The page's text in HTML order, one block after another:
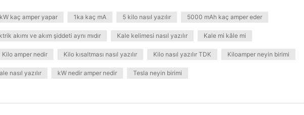
kaç amper yapar 1ka kaç mA 5 kilo nasıl yazılır 5000 mAh kaç amper eder
akımı ve akım şiddeti aynı mıdır Kale kelimesi nasıl yazılır Kale mi kâle mi
Kilo amper nedir Kilo kısaltması nasıl yazılır Kilo nasıl yazılır TDK Kiloamper neyin birimi
nasıl yazılır kW nedir amper nedir Tesla neyin birimi